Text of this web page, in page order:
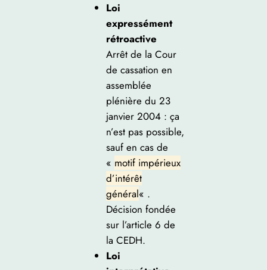
Loi
expressément
rétroactive
Arrêt de la Cour
de cassation en
assemblée
plénière du 23
janvier 2004 : ça
n’est pas possible,
sauf en cas de
« motif impérieux
d’intérêt
général« .
Décision fondée
sur l’article 6 de
la CEDH.
Loi